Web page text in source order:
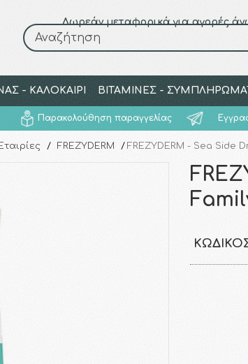
Δωρεάν μεταφορικά για αγορές
Αναζήτηση
- ΚΑΛΟΚΑΙΡΙ ΒΙΤΑΜΙΝΕΣ -
Παρακολούθηση παραγγελίας
Αναζήτηση
Εταιρίες / FREZYDERM / FREZYDERM - Sea Side